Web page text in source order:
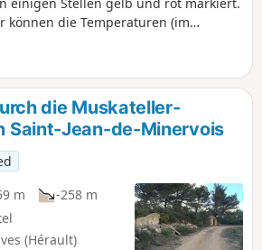
Informationen“
können die Temperaturen (im
Denken Sie daran, viel Wasser
mit Sonnencreme einzureiben.
außerdem ab dem 15. August, dass
die Muskateller-
Saint-Jean-de-Minervois
m
-258 m
(Hérault)